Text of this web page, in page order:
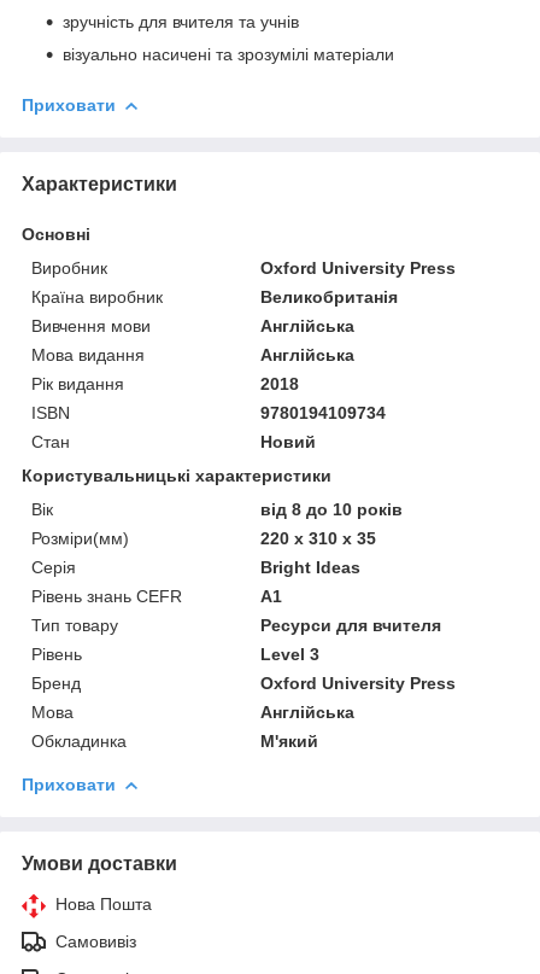
зручність для вчителя та учнів
візуально насичені та зрозумілі матеріали
Приховати
Характеристики
Основні
Виробник
Oxford University Press
Країна виробник
Великобританія
Вивчення мови
Англійська
Мова видання
Англійська
Рік видання
2018
ISBN
9780194109734
Стан
Новий
Користувальницькі характеристики
Вік
від 8 до 10 років
Розміри(мм)
220 x 310 x 35
Серія
Bright Ideas
Рівень знань CEFR
A1
Тип товару
Ресурси для вчителя
Рівень
Level 3
Бренд
Oxford University Press
Мова
Англійська
Обкладинка
М'який
Приховати
Умови доставки
Нова Пошта
Самовивіз